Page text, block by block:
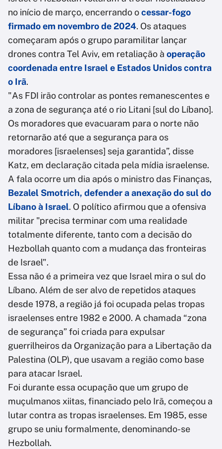
no início de março, encerrando ocessar-fogo
firmado em novembro de 2024. Os ataques
começaram após o grupo paramilitar lançar
drones contra Tel Aviv, em retaliação à operação
coordenada entre Israel e Estados Unidos contra
o Irã.
"As FDI irão controlar as pontes remanescentes e
a zona de segurança até o rio Litani [sul do Líbano].
Os moradores que evacuaram para o norte não
retornarão até que a segurança para os
moradores [israelenses] seja garantida”, disse
Katz, em declaração citada pela mídia israelense.
A fala ocorre um dia após o ministro das Finanças,
Bezalel Smotrich, defender a anexação do sul do
Líbano à Israel. O político afirmou que a ofensiva
militar "precisa terminar com uma realidade
totalmente diferente, tanto com a decisão do
Hezbollah quanto com a mudança das fronteiras
de Israel".
Essa não é a primeira vez que Israel mira o sul do
Líbano. Além de ser alvo de repetidos ataques
desde 1978, a região já foi ocupada pelas tropas
israelenses entre 1982 e 2000. A chamada “zona
de segurança” foi criada para expulsar
guerrilheiros da Organização para a Libertação da
Palestina (OLP), que usavam a região como base
para atacar Israel.
Foi durante essa ocupação que um grupo de
muçulmanos xiitas, financiado pelo Irã, começou a
lutar contra as tropas israelenses. Em 1985, esse
grupo se uniu formalmente, denominando-se
Hezbollah.